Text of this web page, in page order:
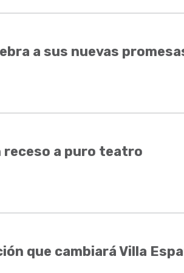
a sus nuevas
receso a puro teatro
que cambiará Villa